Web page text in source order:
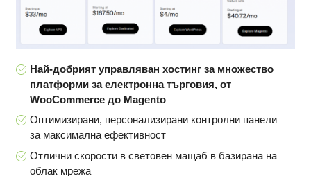
Най-добрият управляван хостинг за множество
платформи за електронна търговия, от
WooCommerce до Magento
Оптимизирани, персонализирани контролни панели
за максимална ефективност
Отлични скорости в световен мащаб в базирана на
облак мрежа